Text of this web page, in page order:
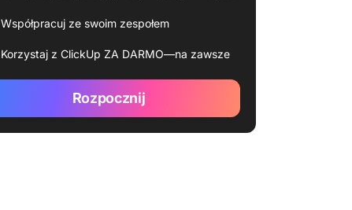
Współpracuj ze swoim zespołem
Korzystaj z ClickUp ZA DARMO—na zawsze
Rozpocznij